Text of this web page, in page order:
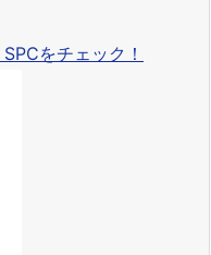
をチェック！